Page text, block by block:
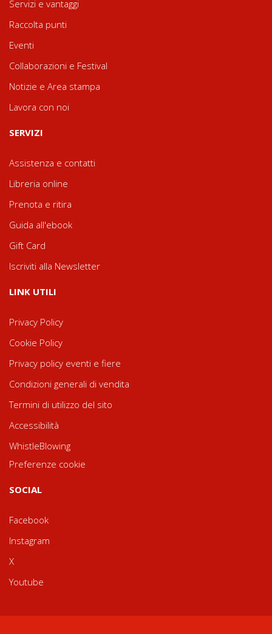
Servizi e vantaggi
Raccolta punti
Eventi
Collaborazioni e Festival
Notizie e Area stampa
Lavora con noi
SERVIZI
Assistenza e contatti
Libreria online
Prenota e ritira
Guida all'ebook
Gift Card
Iscriviti alla Newsletter
LINK UTILI
Privacy Policy
Cookie Policy
Privacy policy eventi e fiere
Condizioni generali di vendita
Termini di utilizzo del sito
Accessibilità
WhistleBlowing
Preferenze cookie
SOCIAL
Facebook
Instagram
X
Youtube